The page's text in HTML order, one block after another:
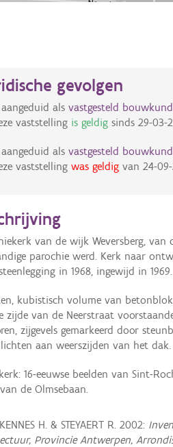
gevolgen
als vastgesteld
vaststelling is geldigsinds 29-03-
als vastgesteld
vaststelling was geldigvan 24-
van de wijk Weversberg,
parochie werd. Kerk naar
in 1968, ingewijd in 1969.
kubistisch volume van
zijde van de Neerstraat
zijgevels gemarkeerd door
aan weerszijden van het dak.
16-eeuwse beelden van Sint-
de Olmsebaan.
H. & STEYAERT R. 2002:
Provincie Antwerpen,